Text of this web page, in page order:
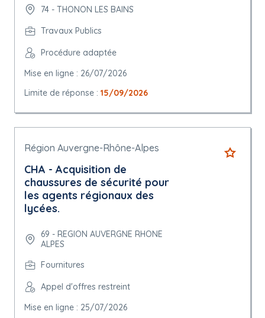
74 - THONON LES BAINS
Travaux Publics
Procédure adaptée
Mise en ligne : 26/07/2026
Limite de réponse : 15/09/2026
Région Auvergne-Rhône-Alpes
CHA - Acquisition de
chaussures de sécurité pour
les agents régionaux des
lycées.
69 - REGION AUVERGNE RHONE
ALPES
Fournitures
Appel d'offres restreint
Mise en ligne : 25/07/2026